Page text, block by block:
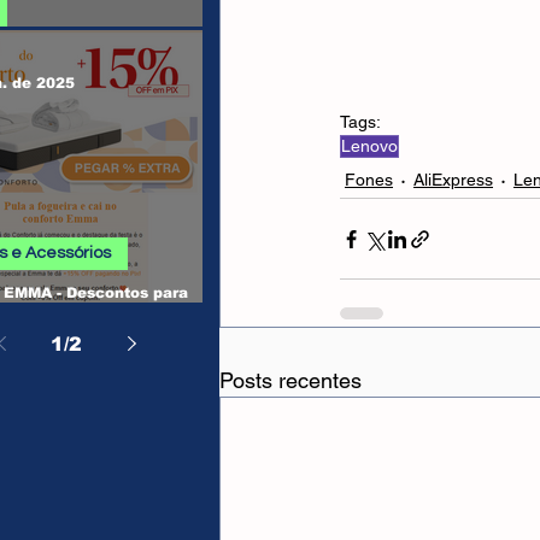
EMMA - Descontos para
e Acessórios
de 2025
1/2
Tags:
Lenovo
Fones
AliExpress
Posts recentes